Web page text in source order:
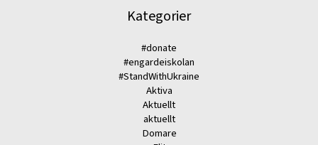
Kategorier
#donate
#engardeiskolan
#StandWithUkraine
Aktiva
Aktuellt
aktuellt
Domare